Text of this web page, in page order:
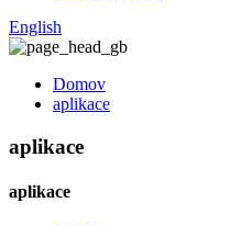
English
Domov
aplikace
aplikace
aplikace